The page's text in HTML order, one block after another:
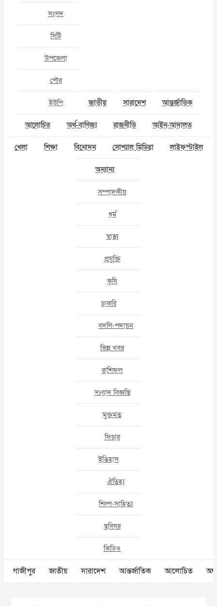
সংসদ
সিটি
উপজেলা
পৌর
ইউপি জাতীয় সারাদেশ আন্তর্জাতিক
আলোচিত অর্থ-বাণিজ্য রাজনীতি আইন-আদালত
খেলা শিক্ষা বিনোদন সোশ্যাল মিডিয়া লাইফস্টাইল
অন্যান্য
সম্পাদকীয়
ধর্ম
স্বাস্থ্য
প্রযুক্তি
কৃষি
চাকরি
বদলি-পদায়ন
ভিন্ন খবর
রাশিফল
সংবাদ বিজ্ঞপ্তি
মুক্তমত
ফিচার
ইতিহাস
ঐতিহ্য
শিল্প-সাহিত্য
ছবিঘর
ভিডিও
গাজীপুর জাতীয় সারাদেশ আন্তর্জাতিক আলোচিত